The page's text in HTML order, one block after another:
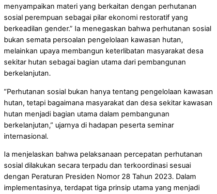
menyampaikan materi yang berkaitan dengan perhutanan
sosial perempuan sebagai pilar ekonomi restoratif yang
berkeadilan gender.” Ia menegaskan bahwa perhutanan sosial
bukan semata persoalan pengelolaan kawasan hutan,
melainkan upaya membangun keterlibatan masyarakat desa
sekitar hutan sebagai bagian utama dari pembangunan
berkelanjutan.
“Perhutanan sosial bukan hanya tentang pengelolaan kawasan
hutan, tetapi bagaimana masyarakat dan desa sekitar kawasan
hutan menjadi bagian utama dalam pembangunan
berkelanjutan,” ujarnya di hadapan peserta seminar
internasional.
Ia menjelaskan bahwa pelaksanaan percepatan perhutanan
sosial dilakukan secara terpadu dan terkoordinasi sesuai
dengan Peraturan Presiden Nomor 28 Tahun 2023. Dalam
implementasinya, terdapat tiga prinsip utama yang menjadi